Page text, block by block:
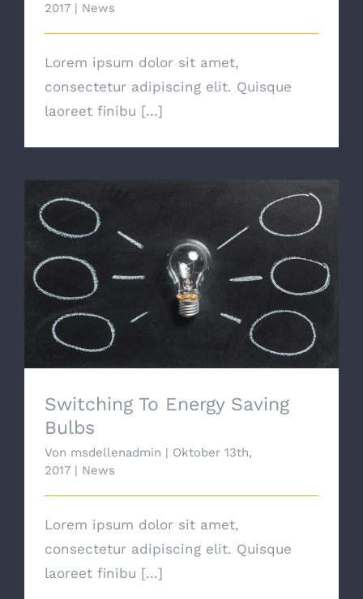
2017 | News
Lorem ipsum dolor sit amet,
consectetur adipiscing elit. Quisque
laoreet finibu [...]
Switching To Energy Saving Bulbs
Switching To Energy Saving
Bulbs
Von msdellenadmin | Oktober 13th,
2017 | News
Lorem ipsum dolor sit amet,
consectetur adipiscing elit. Quisque
laoreet finibu [...]